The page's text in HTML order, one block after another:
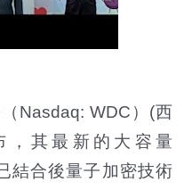
Nasdaq: WDC）(西
其最新的大容量
結合後量子加密技術